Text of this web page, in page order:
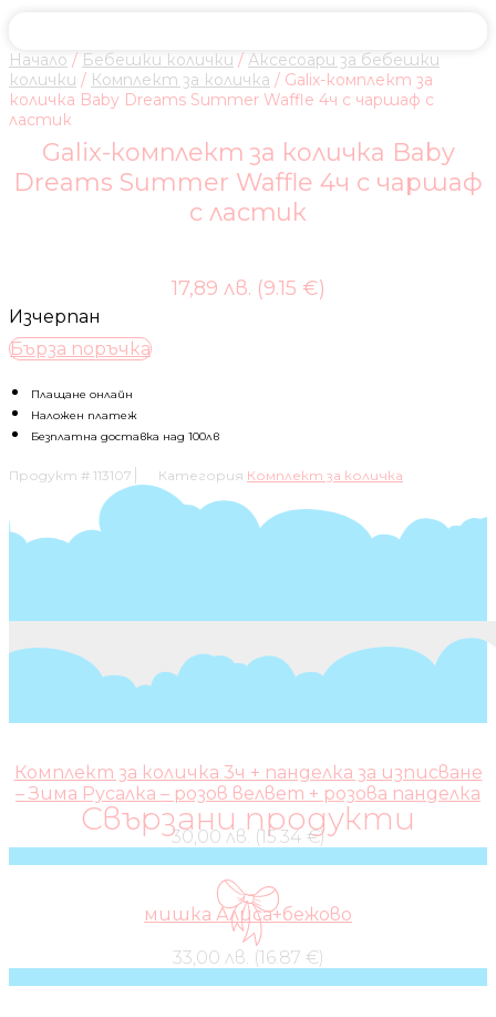
Начало / Бебешки колички / Аксесоари за бебешки
колички / Комплект за количка / Galix-комплект за
количка Baby Dreams Summer Waffle 4ч с чаршаф с
ластик
Galix-комплект за количка Baby
Dreams Summer Waffle 4ч с чаршаф
с ластик
17,89 лв. (9.15 €)
Изчерпан
Бърза поръчка
Плащане онлайн
Наложен платеж
Безплатна доставка над 100лв
Продукт # 113107 Категория Комплект за количка
Свързани продукти
Комплект за количка 3ч + панделка за изписване
– Зима Русалка – розов велвет + розова панделка
30,00 лв. (15.34 €)
мишка Алиса+бежово
33,00 лв. (16.87 €)